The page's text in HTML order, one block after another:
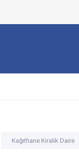
Kağıthane Kiralık Daire